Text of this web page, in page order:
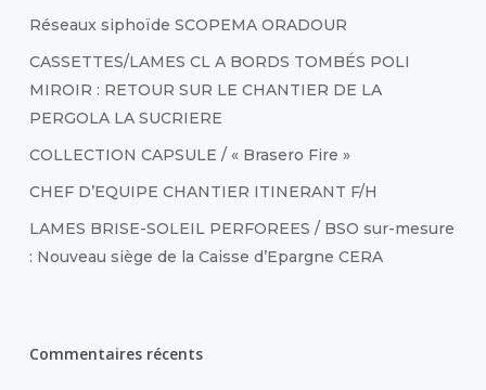
Réseaux siphoïde SCOPEMA ORADOUR
CASSETTES/LAMES CL A BORDS TOMBÉS POLI
MIROIR : RETOUR SUR LE CHANTIER DE LA
PERGOLA LA SUCRIERE
COLLECTION CAPSULE / « Brasero Fire »
CHEF D’EQUIPE CHANTIER ITINERANT F/H
LAMES BRISE-SOLEIL PERFOREES / BSO sur-mesure
: Nouveau siège de la Caisse d’Epargne CERA
Commentaires récents